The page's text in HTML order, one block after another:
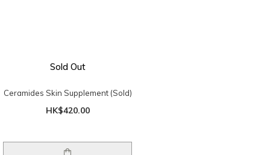
Sold Out
Ceramides Skin Supplement (Sold)
HK$420.00